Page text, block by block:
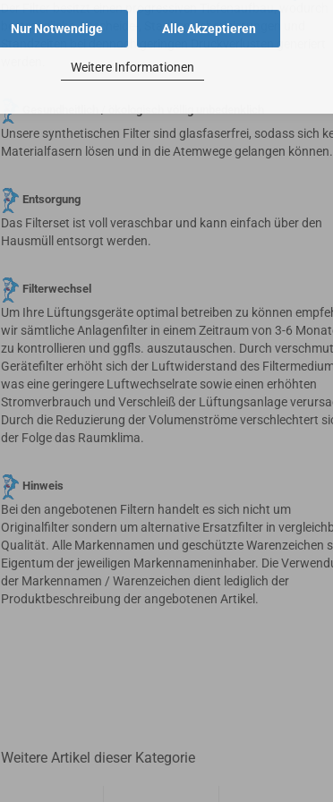
Alle Akzeptieren
Nur Notwendige
Weitere Informationen
Der Filter besitzt einen progressiven Tiefenaufbau, wodurch
bestmögliche Abscheide-, Staubspeicherleistungen und
Standzeiten bei dennoch geringen Druckverlusten generiert
Unsere synthetischen Filter sind glasfaserfrei, sodass sich
Materialfasern lösen und in die Atemwege gelangen können.
Entsorgung
Das Filterset ist voll veraschbar und kann einfach über den
Hausmüll entsorgt werden.
Filterwechsel
Um Ihre Lüftungsgeräte optimal betreiben zu können
wir sämtliche Anlagenfilter in einem Zeitraum von 3-6
zu kontrollieren und ggfls. auszutauschen. Durch
Gerätefilter erhöht sich der Luftwiderstand des
was eine geringere Luftwechselrate sowie einen erhöhten
Stromverbrauch und Verschleiß der Lüftungsanlage
Durch die Reduzierung der Volumenströme verschlechtert
der Folge das Raumklima.
Hinweis
Bei den angebotenen Filtern handelt es sich nicht um
Originalfilter sondern um alternative Ersatzfilter in
Qualität. Alle Markennamen und geschützte Warenzeichen
Eigentum der jeweiligen Markennameninhaber. Die
der Markennamen / Warenzeichen dient lediglich der
Produktbeschreibung der angebotenen Artikel.
Weitere Artikel dieser Kategorie